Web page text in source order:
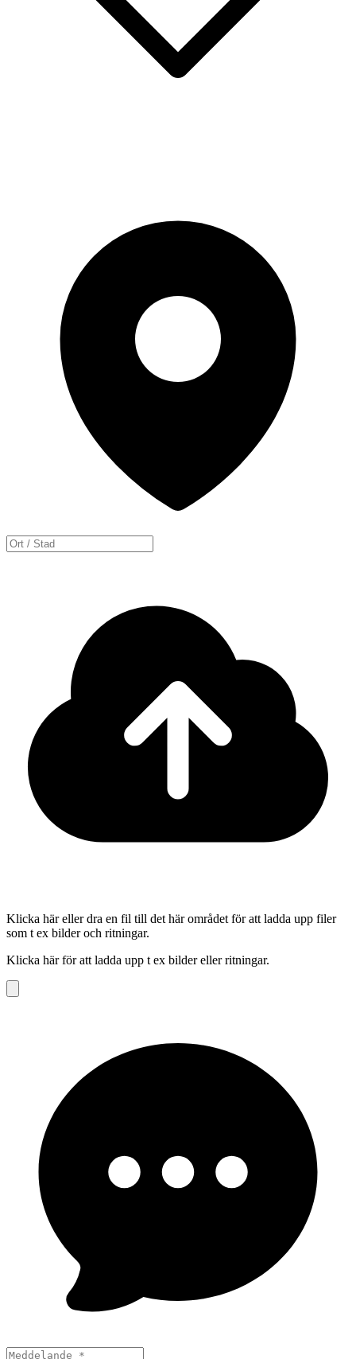
Klicka här eller dra en fil till det här området för att ladda upp filer
som t ex bilder och ritningar.
Klicka här för att ladda upp t ex bilder eller ritningar.